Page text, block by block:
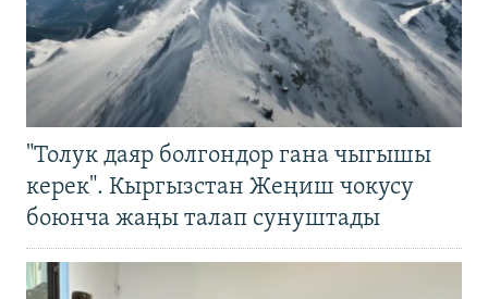
"Толук даяр болгондор гана чыгышы
керек". Кыргызстан Жеңиш чокусу
боюнча жаңы талап сунуштады